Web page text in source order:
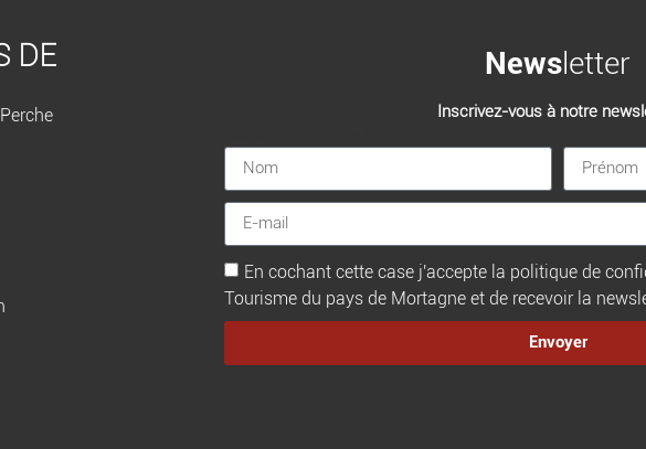
DE
News letter
Inscrivez-vous à notre
En cochant cette case j'accepte la politique de
Tourisme du pays de Mortagne et de recevoir la
Envoyer